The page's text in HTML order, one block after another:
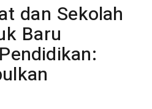
dan Sekolah
Baru